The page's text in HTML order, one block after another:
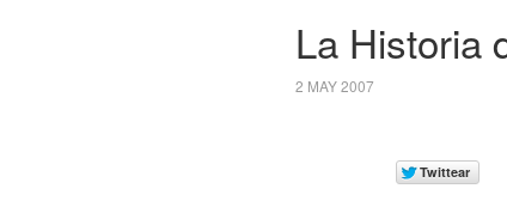
La Historia
2 MAY 2007